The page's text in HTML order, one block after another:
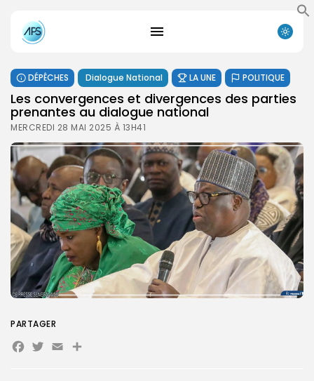
DÉPÊCHES Dialogue National LA UNE POLITIQUE
Les convergences et divergences des parties
prenantes au dialogue national
MERCREDI 28 MAI 2025 À 13H41
PARTAGER
Facebook
Twitter
EmailPartager